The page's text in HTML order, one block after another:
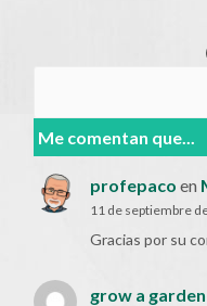
Me comentan que...
profepaco en
11 de septiembre
Gracias por su
grow a